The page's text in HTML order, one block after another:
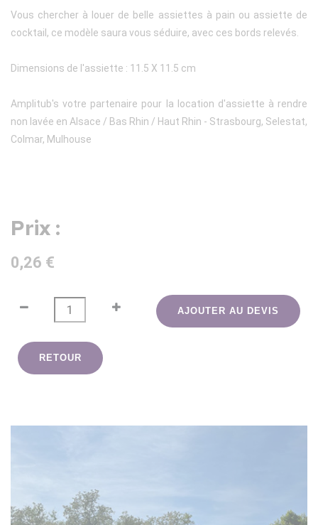
Vous chercher à louer de belle assiettes à pain ou assiette de
cocktail, ce modèle saura vous séduire, avec ces bords relevés.
Dimensions de l'assiette : 11.5 X 11.5 cm
Amplitub's votre partenaire pour la location d'assiette à rendre
non lavée en Alsace / Bas Rhin / Haut Rhin - Strasbourg, Selestat,
Colmar, Mulhouse
Prix :
0,26 €
AJOUTER AU DEVIS
RETOUR